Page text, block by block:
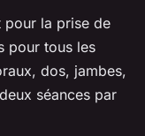
pour la prise de
pour tous les
dos, jambes,
séances par